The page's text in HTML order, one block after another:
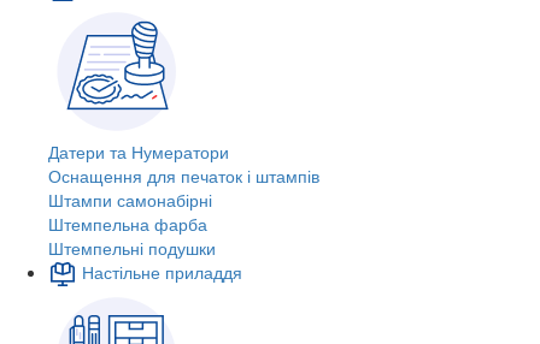
Датери та Нумератори
Оснащення для печаток і штампів
Штампи самонабірні
Штемпельна фарба
Штемпельні подушки
Настільне приладдя